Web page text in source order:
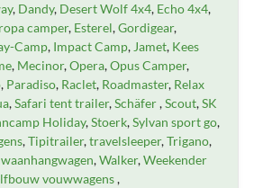
Dandy Desert Wolf 4x4 Echo 4x4
camper Esterel Gordigear
Camp Impact Camp Jamet Kees
Mecinor Opera Opus Camper
Paradiso Raclet Roadmaster Relax
Safari tent trailer Schäfer Scout SK
Holiday Stoerk Sylvan sport go
Tipitrailer travelsleeper Trigano
Walker Weekender
vouwwagens